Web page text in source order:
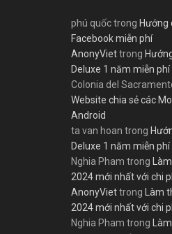
phú quốctrong Hướng
Facebook miễn phí
AnonyViettrong
Deluxe 1 năm miễn phí
Colonia del
Website chia sẻ các
Android
ta van hoan trong
Deluxe 1 năm miễn phí
Nghia Pham trong
2024 mới nhất với chi
AnonyViettrong Làm
2024 mới nhất với chi
Nghia Pham trong